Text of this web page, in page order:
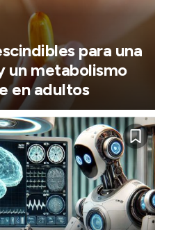
para una
un metabolismo
en adultos